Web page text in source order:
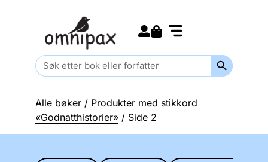
Search
for:
Search
Alle bøker / Produkter med stikkord
«Godnatthistorier» / Side 2